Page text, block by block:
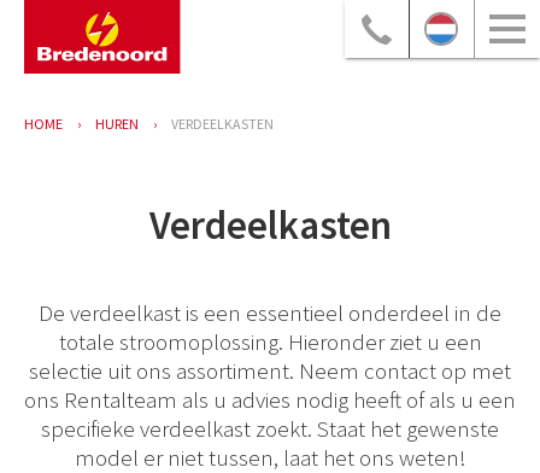
HOME HUREN VERDEELKASTEN
Verdeelkasten
De verdeelkast is een essentieel onderdeel in de
totale stroomoplossing. Hieronder ziet u een
selectie uit ons assortiment. Neem contact op met
ons Rentalteam als u advies nodig heeft of als u een
specifieke verdeelkast zoekt. Staat het gewenste
model er niet tussen, laat het ons weten!